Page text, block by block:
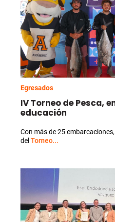
Egresados
IV Torneo de Pesca,
educación
Con más de 25
delTorneo...